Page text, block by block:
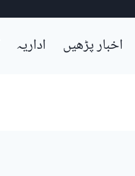
اخبار پڑھیں اداریہ